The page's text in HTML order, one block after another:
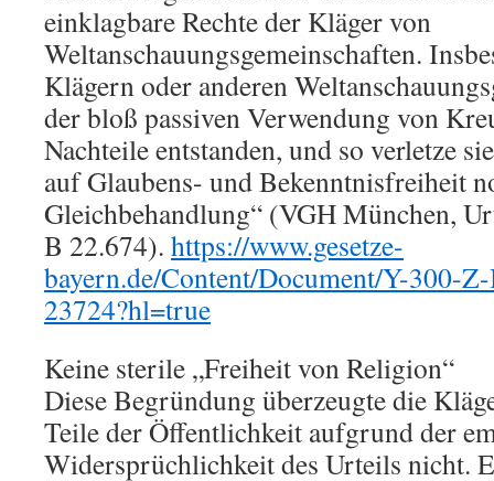
einklagbare Rechte der Kläger von
Weltanschauungsgemeinschaften.
Klägern oder anderen
der bloß passiven Verwendung von
Nachteile entstanden, und so verletze
auf Glaubens- und Bekenntnisfreiheit
Gleichbehandlung“ (VGH München,
B 22.674). https://www.gesetze-
bayern.de/Content/Document/Y-300-
23724?hl=true
Keine sterile „Freiheit von Religion“
Diese Begründung überzeugte die
Teile der Öffentlichkeit aufgrund der
Widersprüchlichkeit des Urteils nicht.